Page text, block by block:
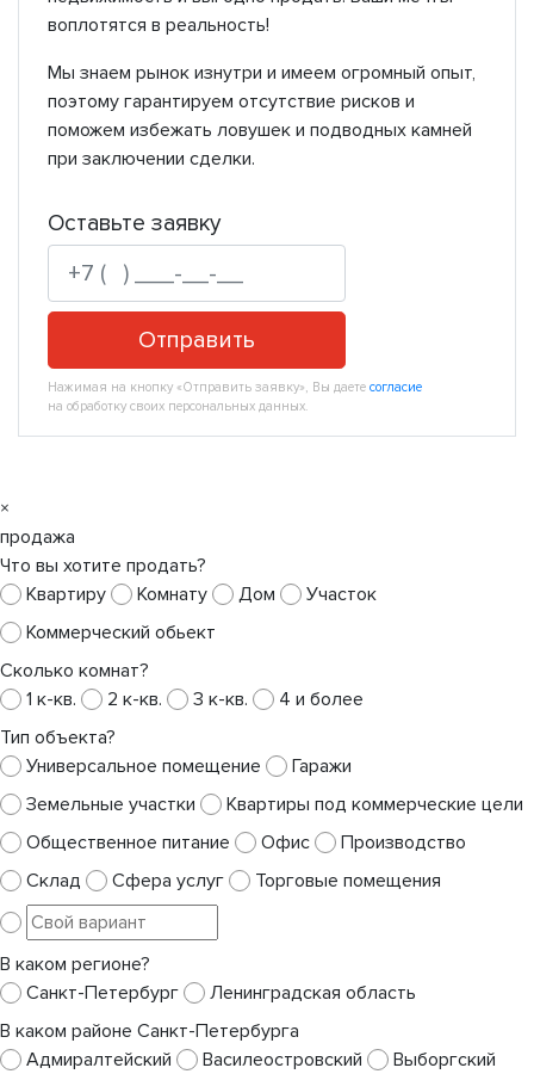
воплотятся в реальность!
Мы знаем рынок изнутри и имеем огромный опыт,
поэтому гарантируем отсутствие рисков и
поможем избежать ловушек и подводных камней
при заключении сделки.
Оставьте заявку
Отправить
Нажимая на кнопку «Отправить заявку», Вы даете согласие
на обработку своих персональных данных.
×
продажа
Что вы хотите продать?
Квартиру
Комнату Дом
Участок
Коммерческий обьект
Сколько комнат?
1 к-кв.
2 к-кв. 3 к-кв.
4 и более
Тип объекта?
Универсальное помещение
Гаражи
Земельные участки
Квартиры под коммерческие цели
Общественное питание
Офис
Производство
Склад
Сфера услуг Торговые помещения
В каком регионе?
Санкт-Петербург
Ленинградская область
В каком районе Санкт-Петербурга
Адмиралтейский
Василеостровский
Выборгский